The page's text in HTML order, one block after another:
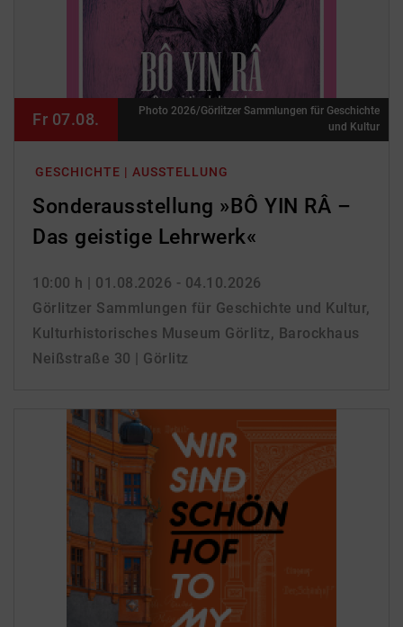
GESCHICHTE | AUSSTELLUNG
Sonderausstellung »BÔ YIN RÂ –
Das geistige Lehrwerk«
10:00 h | 01.08.2026 - 04.10.2026
Görlitzer Sammlungen für Geschichte und Kultur,
Kulturhistorisches Museum Görlitz, Barockhaus
Neißstraße 30 | Görlitz
Fr 07.08.
Photo 2026/Görlitzer Sammlungen für Geschichte
und Kultur